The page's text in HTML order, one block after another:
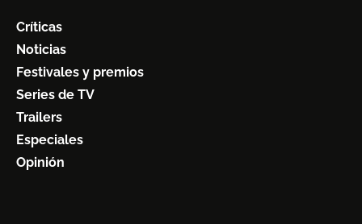
Críticas
Noticias
Festivales y premios
Series de TV
Trailers
Especiales
Opinión